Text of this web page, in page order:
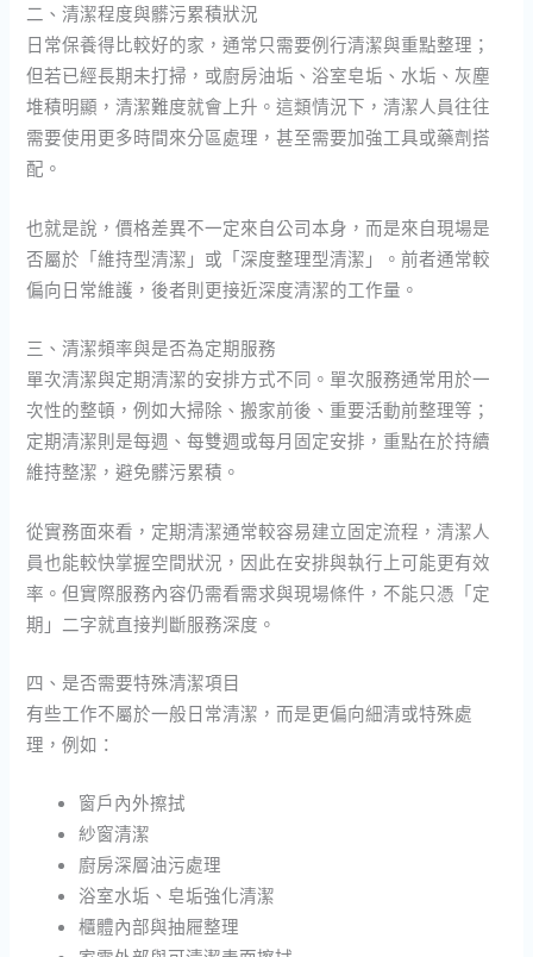
二、清潔程度與髒污累積狀況
日常保養得比較好的家，通常只需要例行清潔與重點整理；
但若已經長期未打掃，或廚房油垢、浴室皂垢、水垢、灰塵
堆積明顯，清潔難度就會上升。這類情況下，清潔人員往往
需要使用更多時間來分區處理，甚至需要加強工具或藥劑搭
配。
也就是說，價格差異不一定來自公司本身，而是來自現場是
否屬於「維持型清潔」或「深度整理型清潔」。前者通常較
偏向日常維護，後者則更接近深度清潔的工作量。
三、清潔頻率與是否為定期服務
單次清潔與定期清潔的安排方式不同。單次服務通常用於一
次性的整頓，例如大掃除、搬家前後、重要活動前整理等；
定期清潔則是每週、每雙週或每月固定安排，重點在於持續
維持整潔，避免髒污累積。
從實務面來看，定期清潔通常較容易建立固定流程，清潔人
員也能較快掌握空間狀況，因此在安排與執行上可能更有效
率。但實際服務內容仍需看需求與現場條件，不能只憑「定
期」二字就直接判斷服務深度。
四、是否需要特殊清潔項目
有些工作不屬於一般日常清潔，而是更偏向細清或特殊處
理，例如：
窗戶內外擦拭
紗窗清潔
廚房深層油污處理
浴室水垢、皂垢強化清潔
櫃體內部與抽屜整理